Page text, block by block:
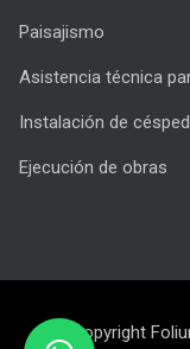
Paisajismo
Asistencia técnica
Instalación de césped
Ejecución de obras
© Copyright